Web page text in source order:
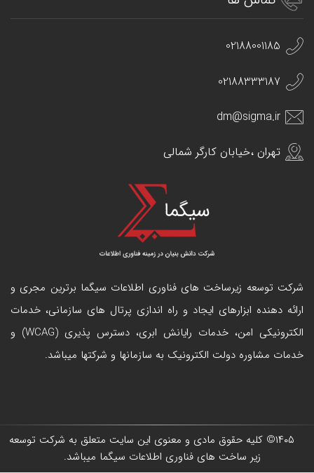
02188001185
02188333187
dm@sigma.ir
تهران ،خیابان کارگر شمالی
شرکت توسعه زیرساخت های فناوری اطلاعات سیگما برترین مجری و
ارائه دهنده ابزارهای ایجاد و راه اندازی پرتال های سازمانی، خدمات
الکترونیکی امن، خدمات رایانش ابری، دسترس پذیری (WCAG) و
خدمات مشاوره دولت الکترونیک به سازمانها و شرکتها میباشد.
۱۴۰۵© کلیه حقوق مادی و معنوی این سایت متعلق به شرکت توسعه
زیر ساخت های فناوری اطلاعات سیگما میباشد.